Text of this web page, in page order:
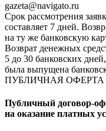
gazeta@navigato.ru
Срок рассмотрения
составляет 7 дней.
на ту же банковскую
Возврат денежных
5 до 30 банковских
была выпущена
ПУБЛИЧНАЯ ОФЕРТА
Публичный договор-
на оказание платных